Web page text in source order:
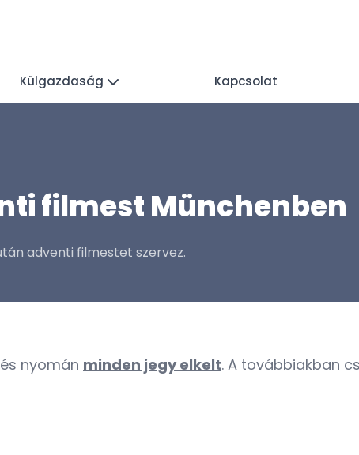
Külgazdaság Kapcsolat
filmest Münchenben
adventi filmestet szervez.
nyomán minden jegy elkelt. A továbbiakban